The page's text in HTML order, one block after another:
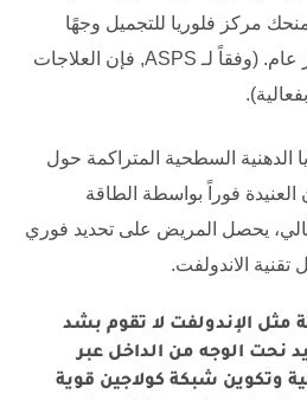
مركز فلوريا للتجميل وجهًا
عام. (وفقاً لـ ASPS, فإن العلاجات
الدهنية السطحية المتراكمة حول
العنيدة فوراً بواسطة الطاقة
يحصل المريض على تحديد فوري
تقنية الاندولفت.
مثل الإندولفت لا تقوم بشد
نحت الوجه من الداخل عبر
وتكوين شبكة كولاجين قوية